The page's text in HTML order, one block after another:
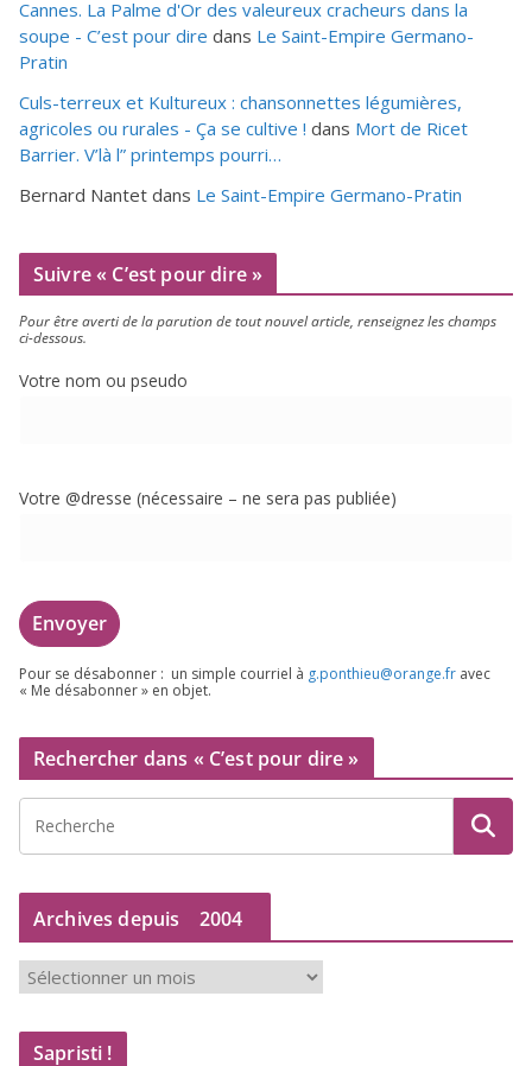
Cannes. La Palme d'Or des valeureux cracheurs dans la
soupe - C’est pour dire dans Le Saint-Empire Germano-
Pratin
Culs-terreux et Kultureux : chansonnettes légumières,
agricoles ou rurales - Ça se cultive ! dans Mort de Ricet
Barrier. V’là l” printemps pourri…
Bernard Nantet dans Le Saint-Empire Germano-Pratin
Suivre « C’est pour dire »
Pour être aver­ti de la paru­tion de tout nou­vel article, ren­sei­gnez les champs
ci-dessous.
Votre nom ou pseudo
Votre @dresse (néces­saire – ne sera pas publiée)
Pour se désa­bon­ner : un simple cour­riel à g.​ponthieu@​orange.​fr avec
« Me désa­bon­ner » en objet.
Rechercher dans « C’est pour dire »
Archives depuis 2004
c
Sapristi !